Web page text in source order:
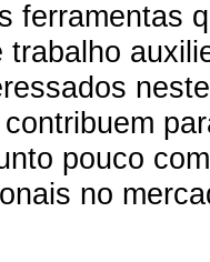
ferramentas
trabalho
pouco
no